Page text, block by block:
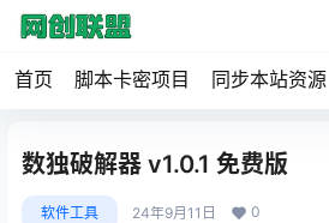
首页 脚本卡密项目 同步本站资源
数独破解器 v1.0.1 免费版
软件工具 24年9月11日 0